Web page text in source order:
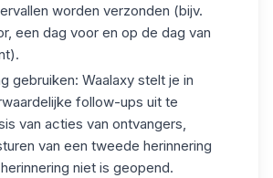
worden verzonden (bijv.
een dag voor en op de dag van
gebruiken: Waalaxy stelt je in
follow-ups uit te
van acties van ontvangers,
van een tweede herinnering
niet is geopend.